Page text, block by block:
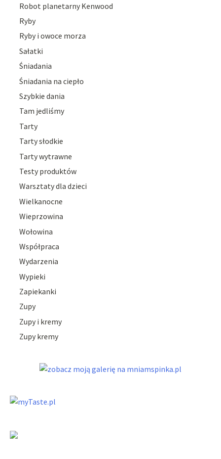
Robot planetarny Kenwood
Ryby
Ryby i owoce morza
Sałatki
Śniadania
Śniadania na ciepło
Szybkie dania
Tam jedliśmy
Tarty
Tarty słodkie
Tarty wytrawne
Testy produktów
Warsztaty dla dzieci
Wielkanocne
Wieprzowina
Wołowina
Współpraca
Wydarzenia
Wypieki
Zapiekanki
Zupy
Zupy i kremy
Zupy kremy